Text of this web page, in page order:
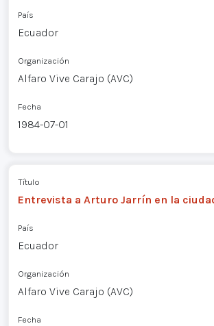
País
Ecuador
Organización
Alfaro Vive Carajo (AVC)
Fecha
1984-07-01
Título
Entrevista a Arturo Jarrín en la
País
Ecuador
Organización
Alfaro Vive Carajo (AVC)
Fecha